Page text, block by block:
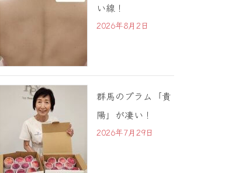
い線！
2026年8月2日
群馬のプラム「貴
陽」が凄い！
2026年7月29日